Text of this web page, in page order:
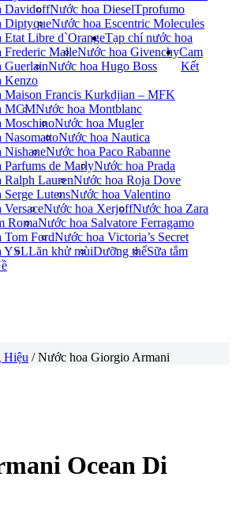
DavidoffNước hoa Diesel
DiptyqueNước hoa Escentric Molecules
Etat Libre d`Orange
Frederic MalleNước hoa Givenchy
GuerlainNước hoa Hugo Boss
Kenzo
Maison Francis Kurkdjian – MFK
MCMNước hoa Montblanc
MoschinoNước hoa Mugler
NasomattoNước hoa Nautica
NishaneNước hoa Paco Rabanne
Parfums de MarlyNước hoa Prada
Ralph LaurenNước hoa Roja Dove
Serge LutensNước hoa Valentino
Nước hoa XerjoffNước hoa Zara
RomaNước hoa Salvatore Ferragamo
Tom FordNước hoa Victoria’s Secret
YSLLăn khử mùiDưỡng thểSữa tắm
Tprofumo
Tạp chí nước hoa
Cam
Kết
Hiệu / Nước hoa Giorgio Armani
Ocean Di